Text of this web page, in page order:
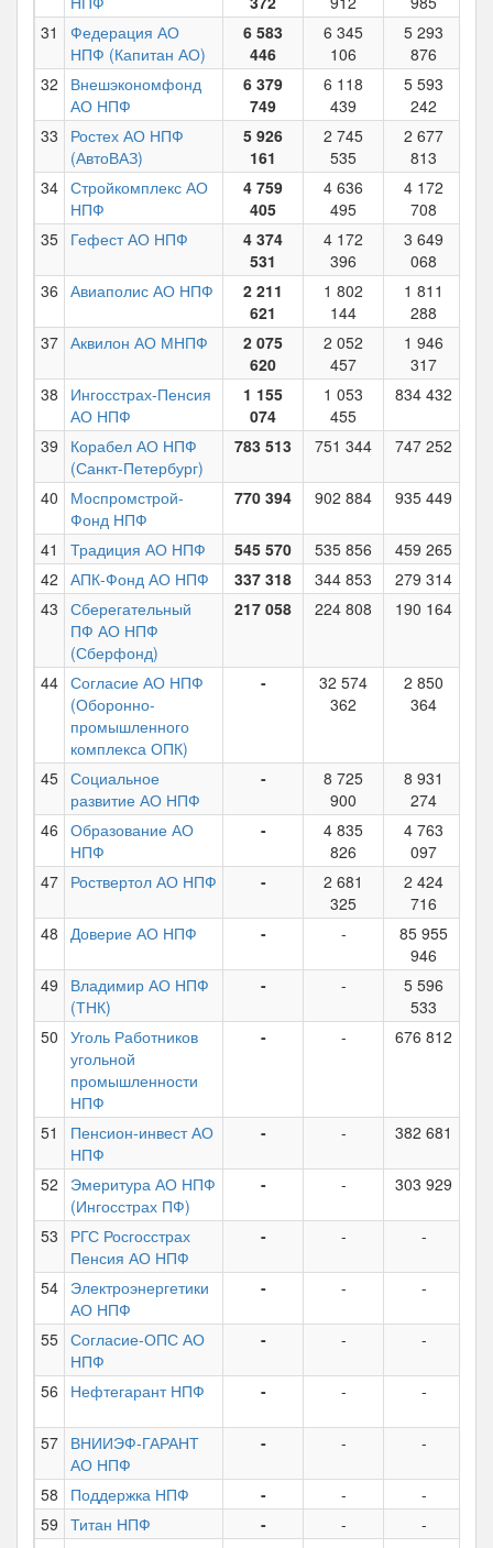
31
Федерация АО
НПФ (Капитан АО)
6 583
446
6 345
106
5 293
876
32
Внешэкономфонд
АО НПФ
6 379
749
6 118
439
5 593
242
33
Ростех АО НПФ
(АвтоВАЗ)
5 926
161
2 745
535
2 677
813
34 Стройкомплекс АО
НПФ
4 759
405
4 636
495
4 172
708
35 Гефест АО НПФ
4 374
531
4 172
396
3 649
068
36 Авиаполис АО НПФ
2 211
621
1 802
144
1 811
288
37 Аквилон АО МНПФ
2 075
620
2 052
457
1 946
317
38
Ингосстрах-Пенсия
АО НПФ
1 155
074
1 053
455
834 432
39
Корабел АО НПФ
(Санкт-Петербург)
783 513 751 344 747 252
40
Моспромстрой-
Фонд НПФ
770 394 902 884 935 449
41
Традиция АО НПФ 545 570 535 856 459 265
42 АПК-Фонд АО НПФ 337 318 344 853
279 314
43 Сберегательный
ПФ АО НПФ
(Сберфонд)
217 058 224 808 190 164
44 Согласие АО НПФ
(Оборонно-
промышленного
комплекса ОПК)
-
32 574
362
2 850
364
45 Социальное
развитие АО НПФ
-
8 725
900
8 931
274
46 Образование АО
НПФ
-
4 835
826
4 763
097
47 Роствертол АО НПФ -
2 681
325
2 424
716
48 Доверие АО НПФ - -
85 955
946
49
Владимир АО НПФ
(ТНК)
- -
5 596
533
50 Уголь Работников
угольной
промышленности
НПФ
- - 676 812
51
Пенсион-инвест АО
НПФ
- - 382 681
52
Эмеритура АО НПФ
(Ингосстрах ПФ)
- - 303 929
53
РГС Росгосстрах
Пенсия АО НПФ
- - -
54 Электроэнергетики
АО НПФ
- - -
55 Согласие-ОПС АО
НПФ
- - -
56
Нефтегарант НПФ - - -
57 ВНИИЭФ-ГАРАНТ
АО НПФ
- - -
58
Поддержка НПФ - - -
59 Титан НПФ - - -